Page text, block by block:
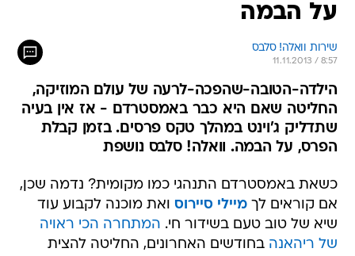
על הבמה
שירות וואלה! סלבס
11.11.2013 / 8:57
הילדה-הטובה-שהפכה-לרעה של עולם המוזיקה,
החליטה שאם היא כבר באמסטרדם - אז אין בעיה
שתדליק ג'וינט במהלך טקס פרסים. בזמן קבלת
הפרס, על הבמה. וואלה! סלבס נושפת
כשאת באמסטרדם התנהגי כמו מקומית? נדמה שכן,
אם קוראים לךמיילי סיירוס ואת מוכנה לקבוע עוד
שיא של טוב טעם בשידור חי. המתחרה הכי ראויה
של ריהאנה בחודשים האחרונים, החליטה להצית